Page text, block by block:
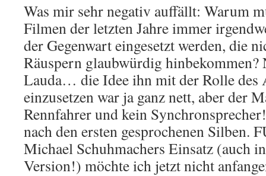
Was mir sehr negativ auffällt: Warum
Filmen der letzten Jahre immer
der Gegenwart eingesetzt werden, die
Räuspern glaubwürdig hinbekommen?
Lauda… die Idee ihn mit der Rolle des
einzusetzen war ja ganz nett, aber der
Rennfahrer und kein
nach den ersten gesprochenen Silben.
Michael Schuhmachers Einsatz (auch
Version!) möchte ich jetzt nicht